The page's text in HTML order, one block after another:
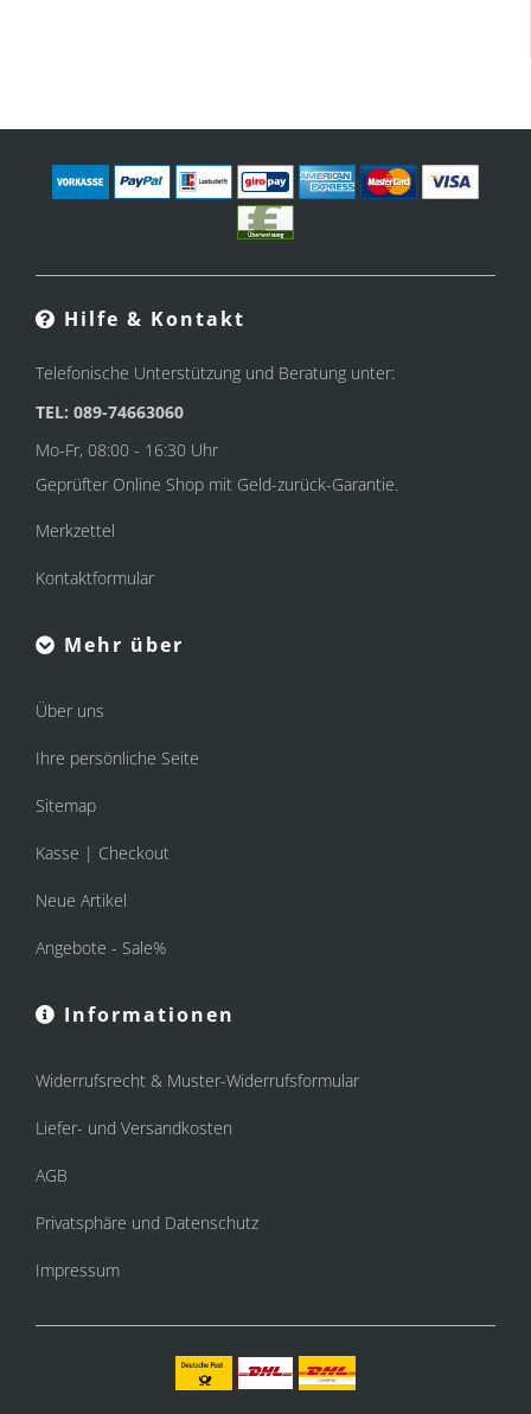
Hilfe & Kontakt
Telefonische Unterstützung und Beratung unter:
TEL: 089-74663060
Mo-Fr, 08:00 - 16:30 Uhr
Geprüfter Online Shop mit Geld-zurück-Garantie.
Merkzettel
Kontaktformular
Mehr über
Über uns
Ihre persönliche Seite
Sitemap
Kasse | Checkout
Neue Artikel
Angebote - Sale%
Informationen
Widerrufsrecht & Muster-Widerrufsformular
Liefer- und Versandkosten
AGB
Privatsphäre und Datenschutz
Impressum